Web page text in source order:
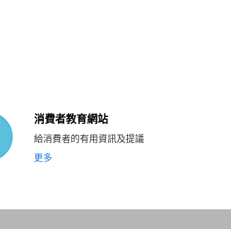
消費者教育網站
給消費者的有用資訊及提議
更多